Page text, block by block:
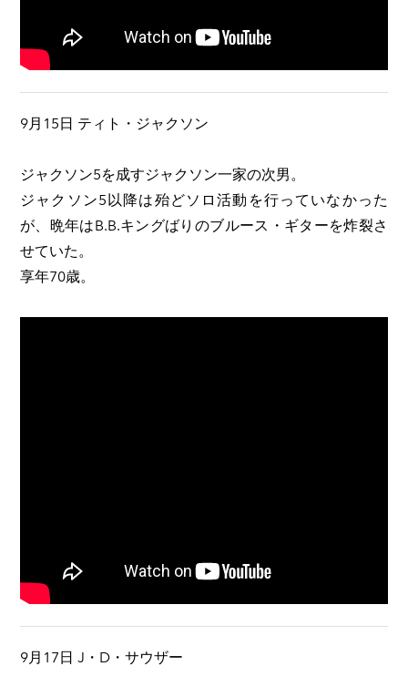
9月15日 ティト・ジャクソン
ジャクソン5を成すジャクソン一家の次男。
ジャクソン5以降は殆どソロ活動を行っていなかった
が、晩年はB.B.キングばりのブルース・ギターを炸裂さ
せていた。
享年70歳。
9月17日 J・D・サウザー